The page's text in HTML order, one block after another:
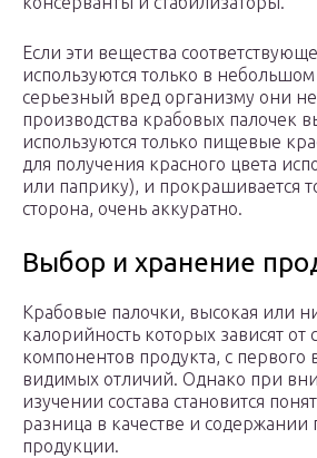
Если эти вещества
используются только в
серьезный вред организму они
производства крабовых палочек
используются только пищевые
для получения красного цвета
или паприку), и прокрашивается
сторона, очень аккуратно.
Выбор и хранение
Крабовые палочки, высокая или
калорийность которых зависят от
компонентов продукта, с первого
видимых отличий. Однако при
изучении состава становится
разница в качестве и содержании
продукции.